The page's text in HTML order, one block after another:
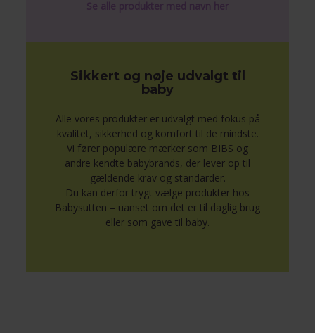
Se alle produkter med navn her
Sikkert og nøje udvalgt til
baby
Alle vores produkter er udvalgt med fokus på
kvalitet, sikkerhed og komfort til de mindste.
Vi fører populære mærker som BIBS og
andre kendte babybrands, der lever op til
gældende krav og standarder.
Du kan derfor trygt vælge produkter hos
Babysutten – uanset om det er til daglig brug
eller som gave til baby.